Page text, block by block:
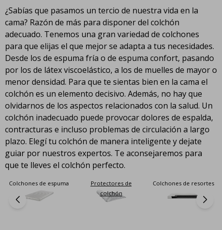
¿Sabías que pasamos un tercio de nuestra vida en la
cama? Razón de más para disponer del colchón
adecuado. Tenemos una gran variedad de colchones
para que elijas el que mejor se adapta a tus necesidades.
Desde los de espuma fría o de espuma confort, pasando
por los de látex viscoelástico, a los de muelles de mayor o
menor densidad. Para que te sientas bien en la cama el
colchón es un elemento decisivo. Además, no hay que
olvidarnos de los aspectos relacionados con la salud. Un
colchón inadecuado puede provocar dolores de espalda,
contracturas e incluso problemas de circulación a largo
plazo. Elegí tu colchón de manera inteligente y dejate
guiar por nuestros expertos. Te aconsejaremos para
que te lleves el colchón perfecto.
Protectores de
colchón
Colchones de resortes Colchones de espuma